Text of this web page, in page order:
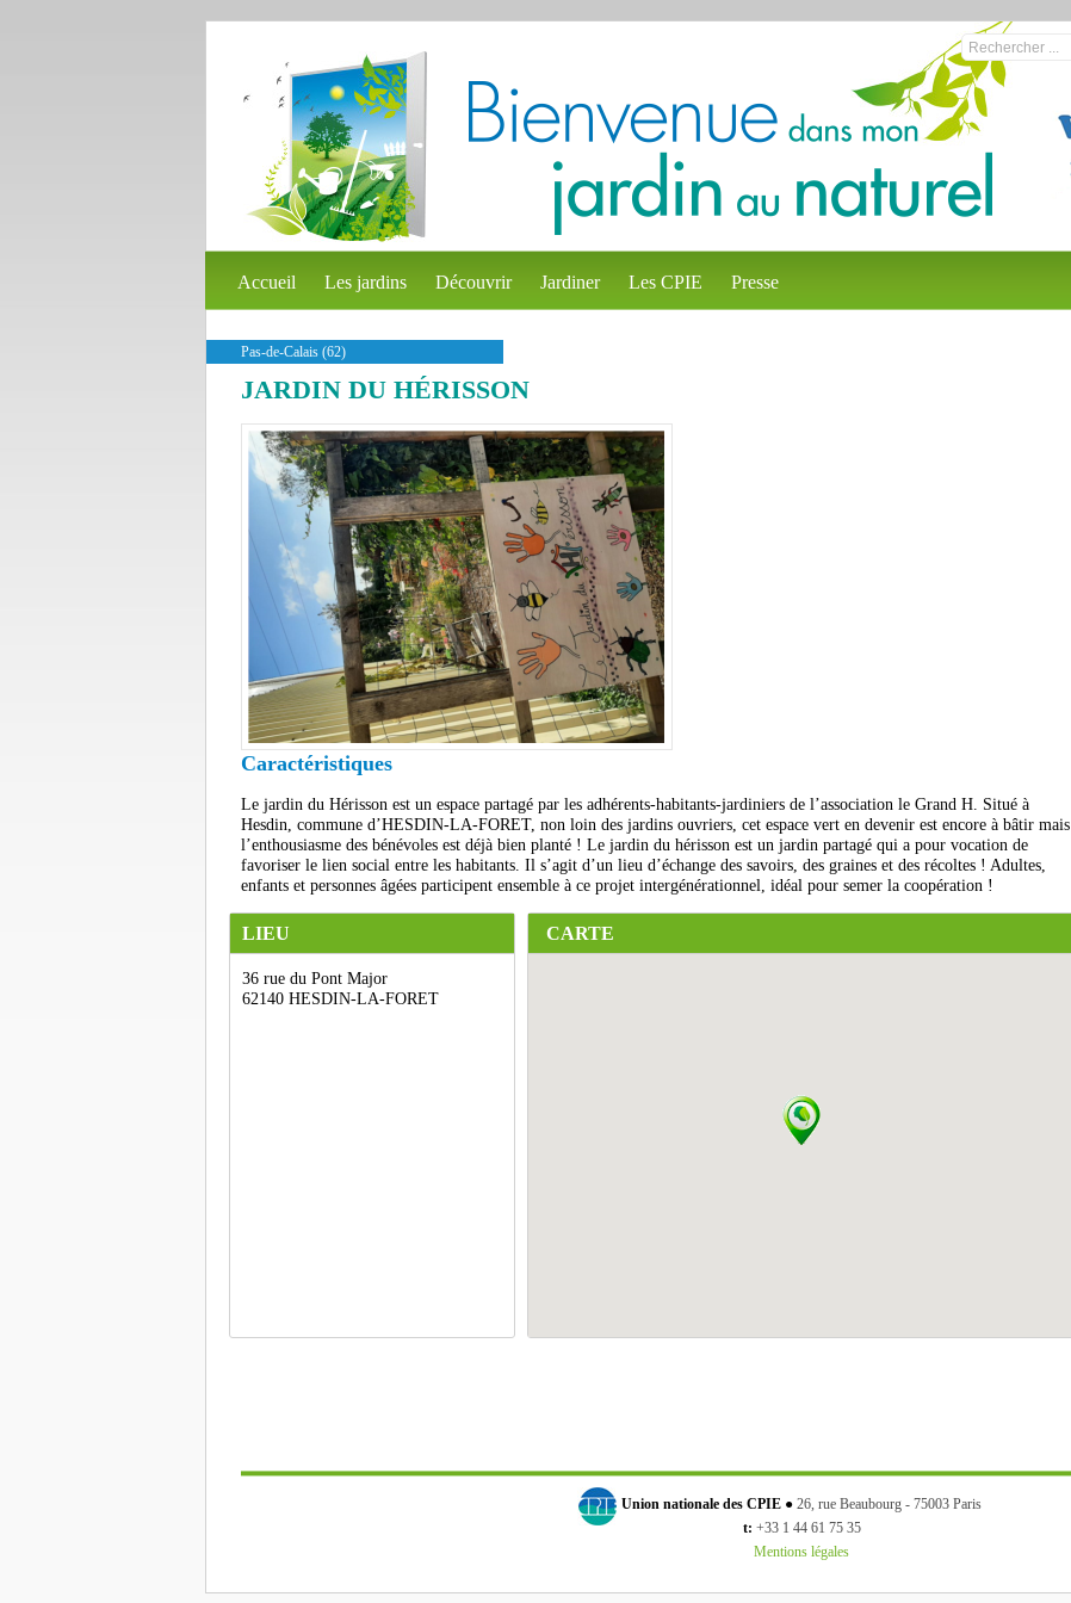
Accueil Les jardins Découvrir Jardiner Les CPIE Presse
Pas-de-Calais (62)
JARDIN DU HÉRISSON
Caractéristiques
Le jardin du Hérisson est un espace partagé par les adhérents-habitants-jardiniers de l’association le Grand H. Situé à
Hesdin, commune d’HESDIN-LA-FORET, non loin des jardins ouvriers, cet espace vert en devenir est encore à bâtir mais
l’enthousiasme des bénévoles est déjà bien planté ! Le jardin du hérisson est un jardin partagé qui a pour vocation de
favoriser le lien social entre les habitants. Il s’agit d’un lieu d’échange des savoirs, des graines et des récoltes ! Adultes,
enfants et personnes âgées participent ensemble à ce projet intergénérationnel, idéal pour semer la coopération !
LIEU
36 rue du Pont Major
62140 HESDIN-LA-FORET
CARTE
Union nationale des CPIE ● 26, rue Beaubourg - 75003 Paris
t: +33 1 44 61 75 35
Mentions légales